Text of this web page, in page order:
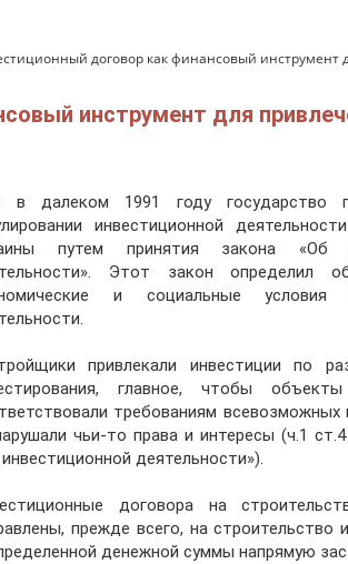
договор как финансовый инструмент
инструмент для
в далеком 1991 году государство
инвестиционной
путем принятия закона «Об
Этот закон определил
и социальные условия
привлекали инвестиции по
главное, чтобы объекты
требованиям всевозможных
чьи-то права и интересы (ч.1
деятельности»).
договора на
прежде всего, на строительство
денежной суммы напрямую